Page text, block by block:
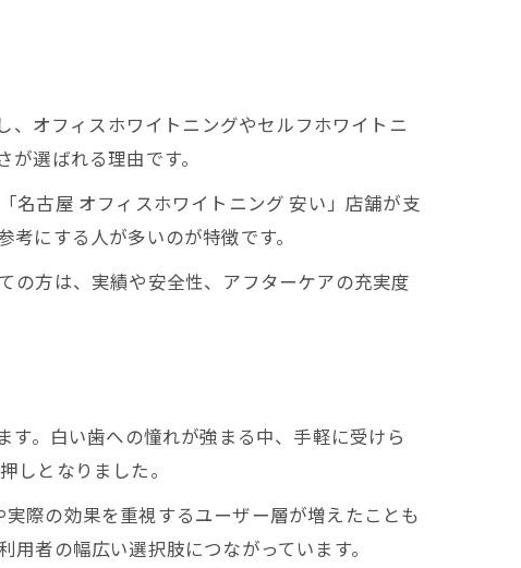
由
オフィスホワイトニングやセルフホワイトニ
選ばれる理由です。
名古屋 オフィスホワイトニング 安い」店舗が支
にする人が多いのが特徴です。
の方は、実績や安全性、アフターケアの充実度
。白い歯への憧れが強まる中、手軽に受けら
しとなりました。
際の効果を重視するユーザー層が増えたことも
者の幅広い選択肢につながっています。